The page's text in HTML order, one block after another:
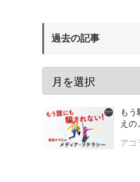
過去の記事
も
えの
アゴ